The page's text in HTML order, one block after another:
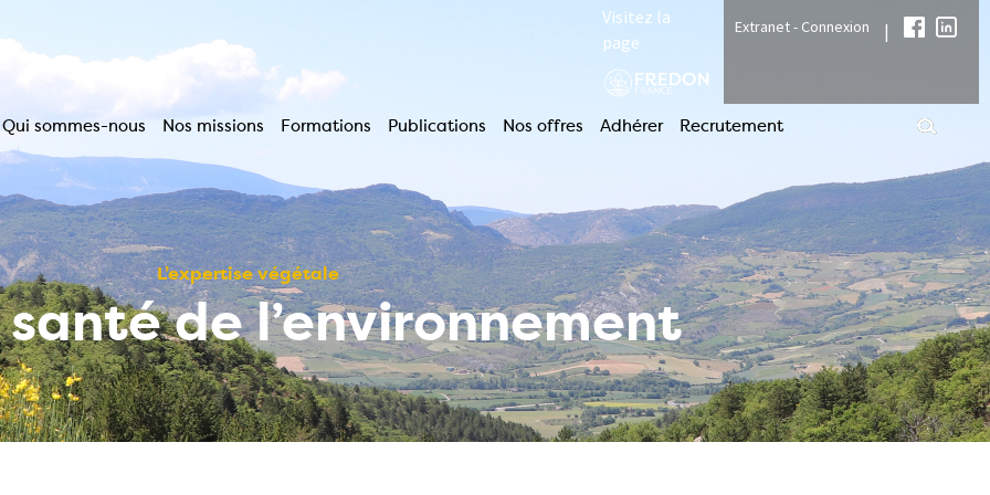
Visitez la
page
Extranet - Connexion |
Qui sommes-nous Nos missions Formations Publications Nos offres Adhérer Recrutement
L’expertise végétale
de l’environnement